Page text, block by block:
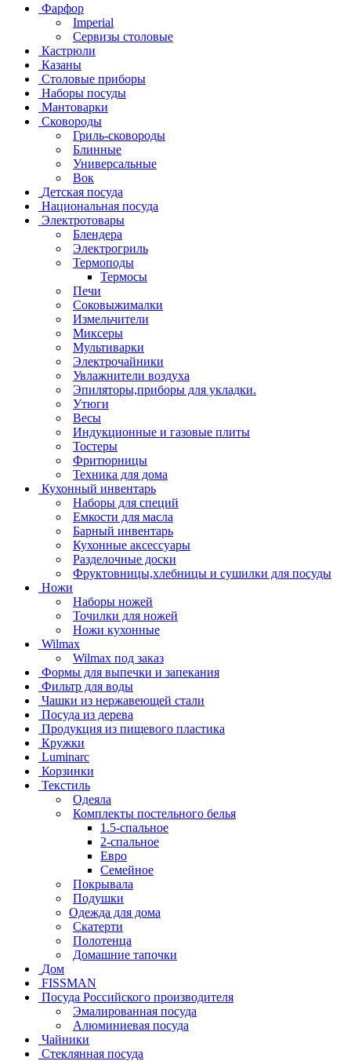
Фарфор
Imperial
Сервизы столовые
Кастрюли
Казаны
Столовые приборы
Наборы посуды
Мантоварки
Сковороды
Гриль-сковороды
Блинные
Универсальные
Вок
Детская посуда
Национальная посуда
Электротовары
Блендера
Электрогриль
Термоподы
Термосы
Печи
Соковыжималки
Измельчители
Миксеры
Мультиварки
Электрочайники
Увлажнители воздуха
Эпиляторы,приборы для укладки.
Утюги
Весы
Индукционные и газовые плиты
Тостеры
Фритюрницы
Техника для дома
Кухонный инвентарь
Наборы для специй
Емкости для масла
Барный инвентарь
Кухонные аксессуары
Разделочные доски
Фруктовницы,хлебницы и сушилки для посуды
Ножи
Наборы ножей
Точилки для ножей
Ножи кухонные
Wilmax
Wilmax под заказ
Формы для выпечки и запекания
Фильтр для воды
Чашки из нержавеющей стали
Посуда из дерева
Продукция из пищевого пластика
Кружки
Luminarc
Корзинки
Текстиль
Одеяла
Комплекты постельного белья
1.5-спальное
2-спальное
Евро
Семейное
Покрывала
Подушки
Одежда для дома
Скатерти
Полотенца
Домашние тапочки
Дом
FISSMAN
Посуда Российского производителя
Эмалированная посуда
Алюминиевая посуда
Чайники
Стеклянная посуда